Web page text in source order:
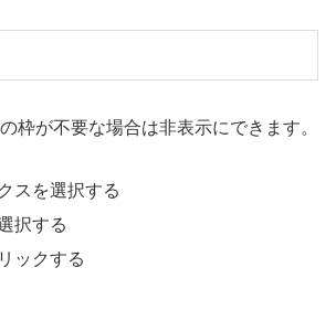
枠が不要な場合は非表示にできます。
スを選択する
択する
ックする